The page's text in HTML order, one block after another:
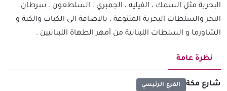
البحرية مثل السمك ، الفيليه ، الجمبري ، السلطعون ، سرطان
البحر والسلطات البحرية المتنوعة ، بالاضافة الى الكباب والكبة و
الشاورما و السلطات اللبنانية من أمهر الطهاة اللبنانيين .
نظرة عامة
شارع مكة الفرع الرئيسي